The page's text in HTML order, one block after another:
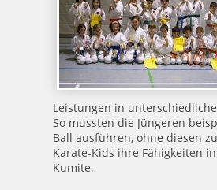
Leistungen in
So mussten die Jüngeren
Ball ausführen, ohne diesen
Karate-Kids ihre Fähigkeiten
Kumite.